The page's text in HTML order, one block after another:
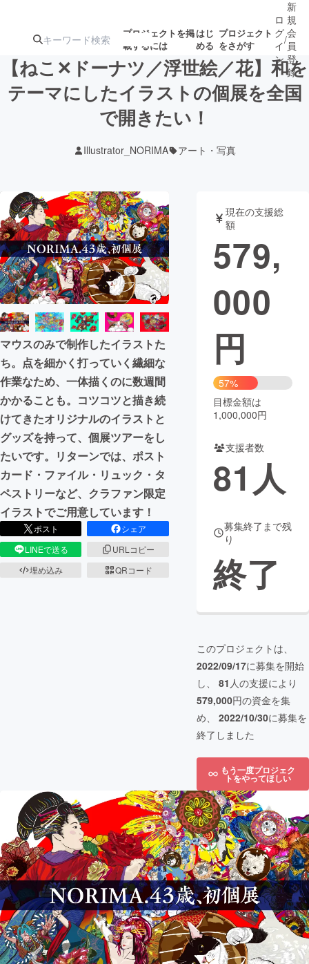
プロジェクトを掲
載するには
はじ
める
プロジェクト
をさがす
注目の新着プロ募集終了が近いプ
テクノロジー・ガジェット
映像・映画 書籍・雑誌
ビジネス・起業 チャレンジ
まちづくり・地域活性化
CAMPFIRE for Social Good
CAMPFIRE Creation
CAMPFIREふるさと納税machi-ya コミュニティ
ロ
グ
イ
ン
/
新
規
会
員
登
録
【ねこ✕ドーナツ／浮世絵／花】和を
テーマにしたイラストの個展を全国
で開きたい！
Illustrator_NORIMA アート・写真
マウスのみで制作したイラストた
ち。点を細かく打っていく繊細な
作業なため、一体描くのに数週間
かかることも。コツコツと描き続
けてきたオリジナルのイラストと
グッズを持って、個展ツアーをし
たいです。リターンでは、ポスト
カード・ファイル・リュック・タ
ペストリーなど、クラファン限定
イラストでご用意しています！
ポスト
シェア
LINEで送る
URLコピー
埋め込み
QRコード
現在の支援総
額
579,
000
円
57%
目標金額は
1,000,000円
支援者数
81 人
募集終了まで残
り
終了
このプロジェクトは、
2022/09/17に募集を開始
し、 81 人の支援により
579,000円の資金を集
め、 2022/10/30に募集を
終了しました
もう一度プロジェク
トをやってほしい